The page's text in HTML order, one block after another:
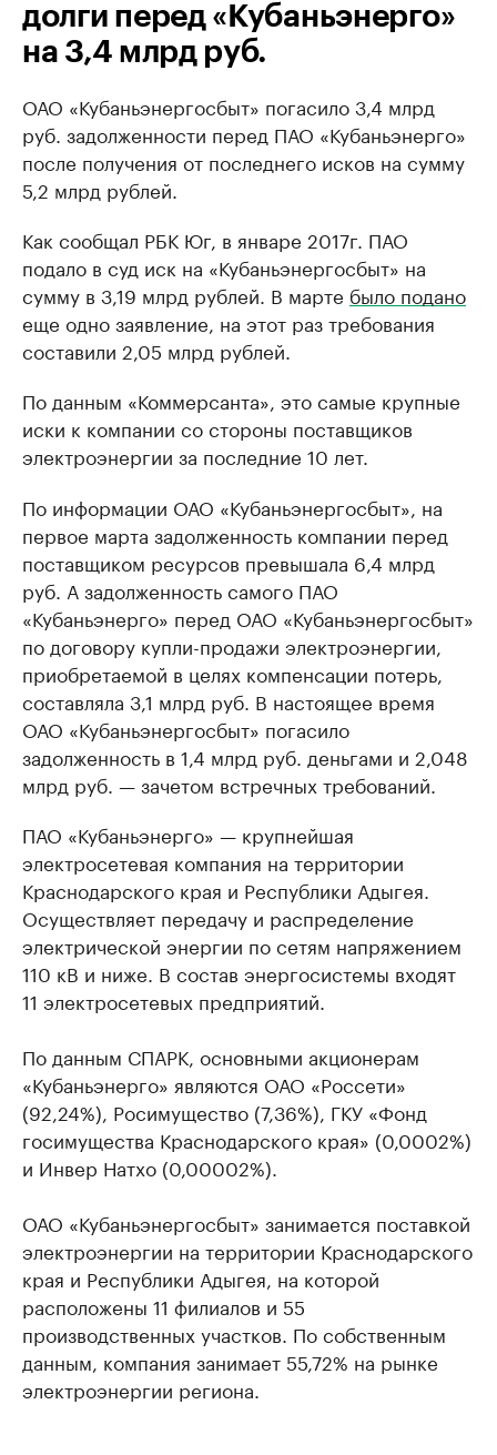
долги перед «Кубаньэнерго»
на 3,4 млрд руб.
ОАО «Кубаньэнергосбыт» погасило 3,4 млрд
руб. задолженности перед ПАО «Кубаньэнерго»
после получения от последнего исков на сумму
5,2 млрд рублей.
Как сообщал РБК Юг, в январе 2017г. ПАО
подало в суд иск на «Кубаньэнергосбыт» на
сумму в 3,19 млрд рублей. В марте было подано
еще одно заявление, на этот раз требования
составили 2,05 млрд рублей.
По данным «Коммерсанта», это самые крупные
иски к компании со стороны поставщиков
электроэнергии за последние 10 лет.
По информации ОАО «Кубаньэнергосбыт», на
первое марта задолженность компании перед
поставщиком ресурсов превышала 6,4 млрд
руб. А задолженность самого ПАО
«Кубаньэнерго» перед ОАО «Кубаньэнергосбыт»
по договору купли-продажи электроэнергии,
приобретаемой в целях компенсации потерь,
составляла 3,1 млрд руб. В настоящее время
ОАО «Кубаньэнергосбыт» погасило
задолженность в 1,4 млрд руб. деньгами и 2,048
млрд руб. — зачетом встречных требований.
ПАО «Кубаньэнерго» — крупнейшая
электросетевая компания на территории
Краснодарского края и Республики Адыгея.
Осуществляет передачу и распределение
электрической энергии по сетям напряжением
110 кВ и ниже. В состав энергосистемы входят
11 электросетевых предприятий.
По данным СПАРК, основными акционерам
«Кубаньэнерго» являются ОАО «Россети»
(92,24%), Росимущество (7,36%), ГКУ «Фонд
госимущества Краснодарского края» (0,0002%)
и Инвер Натхо (0,00002%).
ОАО «Кубаньэнергосбыт» занимается поставкой
электроэнергии на территории Краснодарского
края и Республики Адыгея, на которой
расположены 11 филиалов и 55
производственных участков. По собственным
данным, компания занимает 55,72% на рынке
электроэнергии региона.